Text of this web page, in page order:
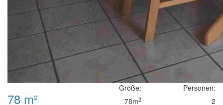
78 m²
Größe:
78m2
Personen:
2